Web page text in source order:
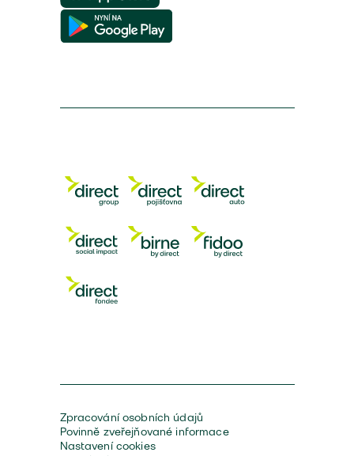
Zpracování osobních údajů
Povinně zveřejňované informace
Nastavení cookies